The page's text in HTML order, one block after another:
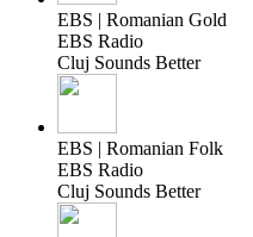
EBS | Romanian Gold
EBS Radio
Cluj Sounds Better
EBS | Romanian Folk
EBS Radio
Cluj Sounds Better